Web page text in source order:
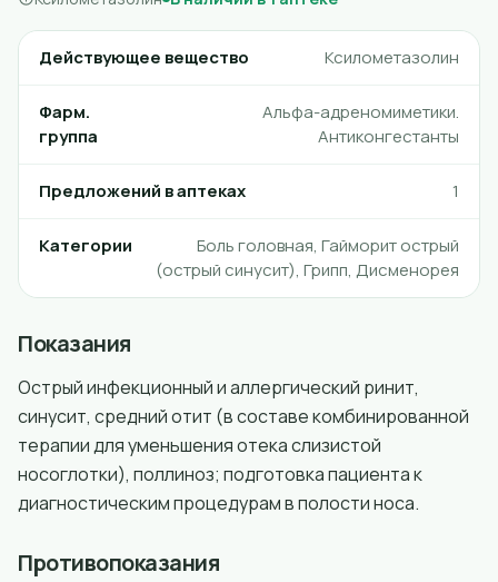
Действующее вещество Ксилометазолин
Фарм.
группа
Альфа-адреномиметики.
Антиконгестанты
Предложений в аптеках 1
Категории
Боль головная, Гайморит острый
(острый синусит), Грипп, Дисменорея
Показания
Острый инфекционный и аллергический ринит,
синусит, средний отит (в составе комбинированной
терапии для уменьшения отека слизистой
носоглотки), поллиноз; подготовка пациента к
диагностическим процедурам в полости носа.
Противопоказания